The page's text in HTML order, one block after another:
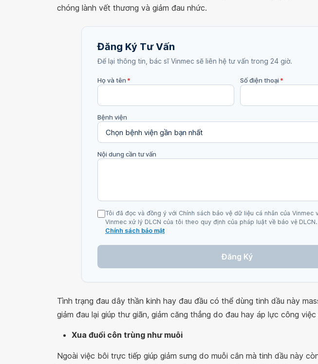
chóng lành vết thương và giảm đau nhức.
Đăng Ký Tư Vấn
Để lại thông tin, bác sĩ Vinmec sẽ liên hệ tư vấn trong 24 giờ.
Họ và tên* Số điện thoại*
Bệnh viện
Nội dung cần tư vấn
Tôi đã đọc và đồng ý với Chính sách bảo vệ dữ liệu cá nhân của Vinmec
Vinmec xử lý DLCN của tôi theo quy định của pháp luật về bảo vệ DLCN.
Chính sách bảo mật
Đăng Ký
Tình trạng đau dây thần kinh hay đau đầu có thể dùng tinh dầu này
giảm đau lại giúp thư giãn, giảm căng thẳng do đau hay áp lực công việc
Xua đuổi côn trùng như muỗi
Ngoài việc bôi trực tiếp giúp giảm sưng do muỗi cắn mà tinh dầu này